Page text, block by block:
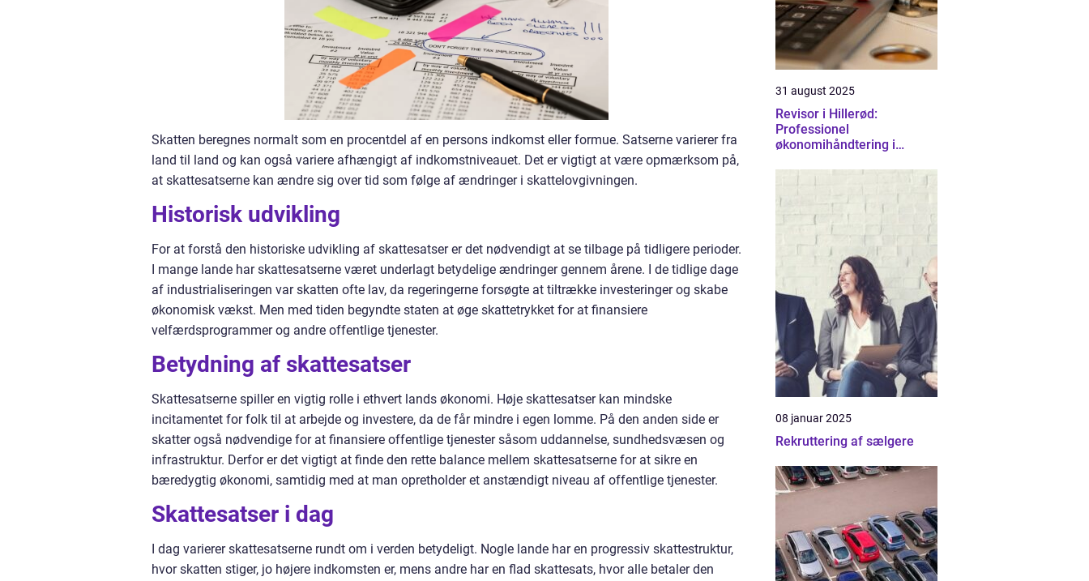
Skatten beregnes normalt som en procentdel af en persons indkomst eller formue. Satserne varierer fra
land til land og kan også variere afhængigt af indkomstniveauet. Det er vigtigt at være opmærksom på,
at skattesatserne kan ændre sig over tid som følge af ændringer i skattelovgivningen.
Historisk udvikling
For at forstå den historiske udvikling af skattesatser er det nødvendigt at se tilbage på tidligere perioder.
I mange lande har skattesatserne været underlagt betydelige ændringer gennem årene. I de tidlige dage
af industrialiseringen var skatten ofte lav, da regeringerne forsøgte at tiltrække investeringer og skabe
økonomisk vækst. Men med tiden begyndte staten at øge skattetrykket for at finansiere
velfærdsprogrammer og andre offentlige tjenester.
Betydning af skattesatser
Skattesatserne spiller en vigtig rolle i ethvert lands økonomi. Høje skattesatser kan mindske
incitamentet for folk til at arbejde og investere, da de får mindre i egen lomme. På den anden side er
skatter også nødvendige for at finansiere offentlige tjenester såsom uddannelse, sundhedsvæsen og
infrastruktur. Derfor er det vigtigt at finde den rette balance mellem skattesatserne for at sikre en
bæredygtig økonomi, samtidig med at man opretholder et anstændigt niveau af offentlige tjenester.
Skattesatser i dag
I dag varierer skattesatserne rundt om i verden betydeligt. Nogle lande har en progressiv skattestruktur,
hvor skatten stiger, jo højere indkomsten er, mens andre har en flad skattesats, hvor alle betaler den
31 august 2025
Revisor i Hillerød:
Professionel
økonomihåndtering i
08 januar 2025
Rekruttering af sælgere